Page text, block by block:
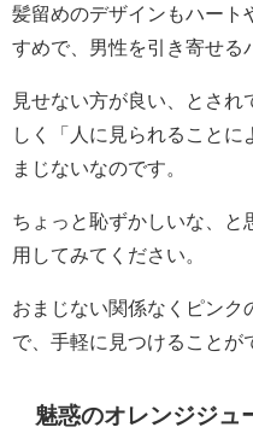
髪留めのデザインもハート
すめで、男性を引き寄せる
見せない方が良い、とさ
しく「人に見られること
まじないなのです。
ちょっと恥ずかしいな、と
用してみてください。
おまじない関係なくピンク
で、手軽に見つけることが
魅惑のオレンジジュ